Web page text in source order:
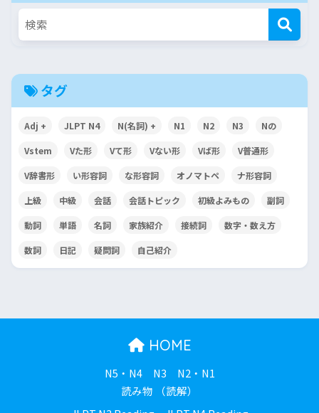
タグ
Adj + JLPT N4 N(名詞) + N1 N2 N3 Nの
Vstem Vた形 Vて形 Vない形 Vば形 V普通形
V辞書形 い形容詞 な形容詞 オノマトペ ナ形容詞
上級 中級 会話 会話トピック 初級よみもの 副詞
動詞 単語 名詞 家族紹介 接続詞 数字・数え方
数詞 日記 疑問詞 自己紹介
HOME
N5・N4 N3
N2・N1
読み物 （読解）